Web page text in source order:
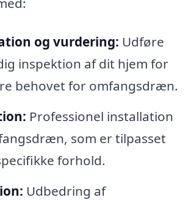
og vurdering: Udføre
inspektion af dit hjem for
behovet for omfangsdræn.
Professionel installation
som er tilpasset
forhold.
Udbedring af